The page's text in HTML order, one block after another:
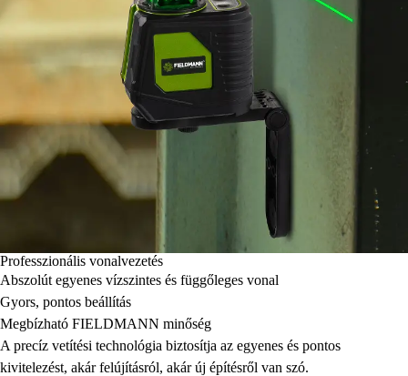
Professzionális vonalvezetés
Abszolút egyenes vízszintes és függőleges vonal
Gyors, pontos beállítás
Megbízható FIELDMANN minőség
A precíz vetítési technológia biztosítja az egyenes és pontos
kivitelezést, akár felújításról, akár új építésről van szó.